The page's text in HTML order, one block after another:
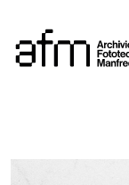
content